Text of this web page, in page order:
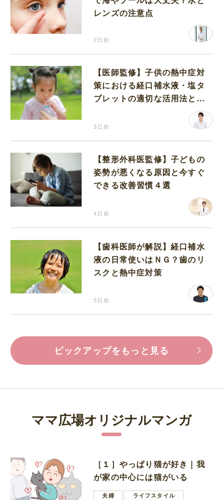
レンズの注意点
2日前
【医師監修】子供の熱中症対
策における経口補水液・塩タ
ブレットの適切な活用法と水
3日前
【整形外科医監修】子どもの
姿勢が悪くなる原因と今すぐ
できる改善習慣４選
4日前
【歯科医師が解説】経口補水
液の日常使いはＮＧ？歯のリ
スクと熱中症対策
5日前
ピックアップをもっと見る
ママ広場オリジナルマンガ
［１］やっぱり猫が好き｜我
が家の中心には猫がいる
夫婦
ライフスタイル